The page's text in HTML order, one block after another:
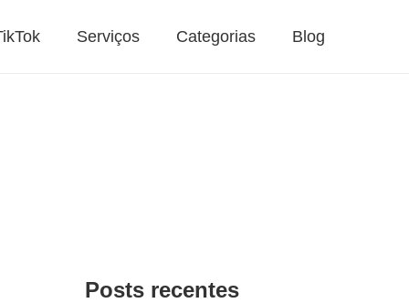
Serviços Categorias Blog
Posts recentes